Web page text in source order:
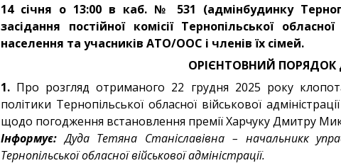
14 січня о 13:00 в каб. № 531 (адмінбудинку
засідання постійної комісії Тернопільської
населення та учасників АТО/ООС і членів їх сімей.
ОРІЄНТОВНИЙ ПОРЯДОК
1. Про розгляд отриманого 22 грудня 2025 року
політики Тернопільської обласної військової
щодо погодження встановлення премії Харчуку Дмитру
Інформує: Дуда Тетяна Станіславівна – начальникк
Тернопільської обласної військової адміністрації.